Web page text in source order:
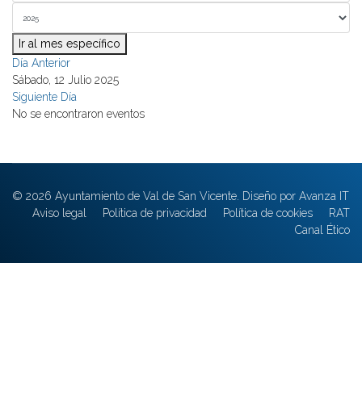
Ir al mes específico
Día Anterior
Sábado, 12 Julio 2025
Siguiente Día
No se encontraron eventos
© 2026 Ayuntamiento de Val de San Vicente. Diseño por Avanza IT
Aviso legal
Política de privacidad Política de cookies
RAT
Canal Ético